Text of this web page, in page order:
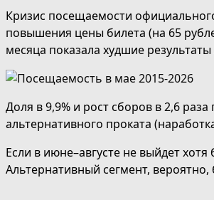
Кризис посещаемости
повышения цены билета (на 65
месяца показала худшие
Доля в 9,9% и рост сборов в 2,6
альтернативного проката
Если в июне–августе не выйдет
Альтернативный сегмент,